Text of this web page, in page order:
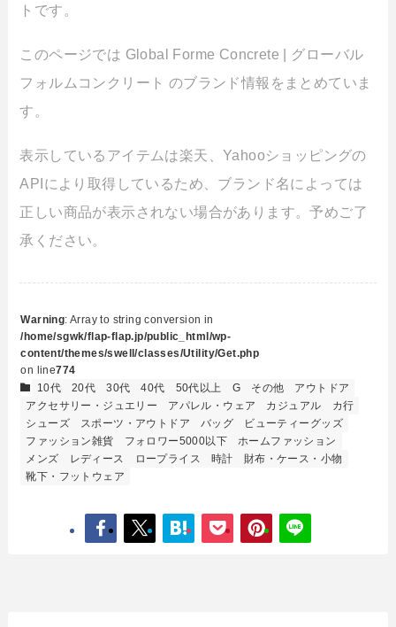
トです。
このページでは Global Forme Concrete | グローバル
フォルムコンクリート のブランド情報をまとめていま
す。
表示しているアイテムは楽天、Yahooショッピングの
APIにより取得しているため、ブランド名によっては
正しい商品が表示されない場合があります。予めご了
承ください。
Warning: Array to string conversion in
/home/sgwk/flap-flap.jp/public_html/wp-
content/themes/swell/classes/Utility/Get.php
on line774
10代
20代 30代 40代 50代以上 G その他
アウトドア
アクセサリー・ジュエリー
アパレル・ウェア カジュアル
カ行
シューズ
スポーツ・アウトドア バッグ
ビューティーグッズ
ファッション雑貨
フォロワー5000以下
ホームファッション
メンズ
レディース ロープライス 時計
財布・ケース・小物
靴下・フットウェア